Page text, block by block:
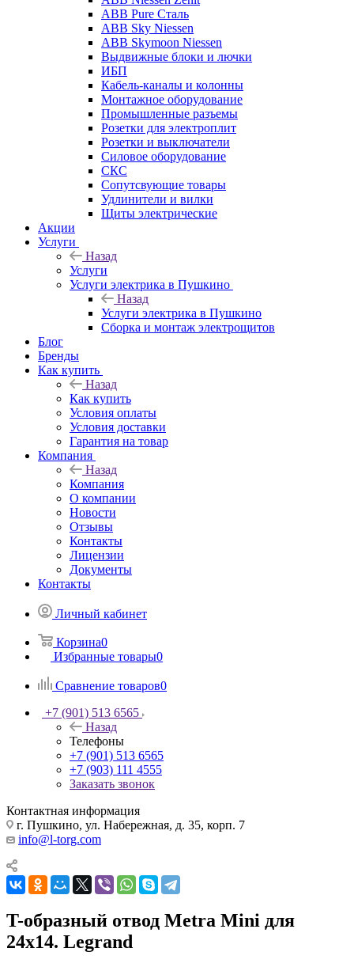
ABB Pure Сталь
ABB Sky Niessen
ABB Skymoon Niessen
Выдвижные блоки и лючки
ИБП
Кабель-каналы и колонны
Монтажное оборудование
Промышленные разъемы
Розетки для электроплит
Розетки и выключатели
Силовое оборудование
СКС
Сопутсвующие товары
Удлинители и вилки
Щиты электрические
Акции
Услуги
Назад
Услуги
Услуги электрика в Пушкино
Назад
Услуги электрика в Пушкино
Сборка и монтаж электрощитов
Блог
Бренды
Как купить
Назад
Как купить
Условия оплаты
Условия доставки
Гарантия на товар
Компания
Назад
Компания
О компании
Новости
Отзывы
Контакты
Лицензии
Документы
Контакты
Личный кабинет
Корзина0
Избранные товары0
Сравнение товаров0
+7 (901) 513 6565
Назад
Телефоны
+7 (901) 513 6565
+7 (903) 111 4555
Заказать звонок
Контактная информация
г. Пушкино, ул. Набережная, д. 35, корп. 7
info@l-torg.com
T-образный отвод Metra Mini для
24x14. Legrand